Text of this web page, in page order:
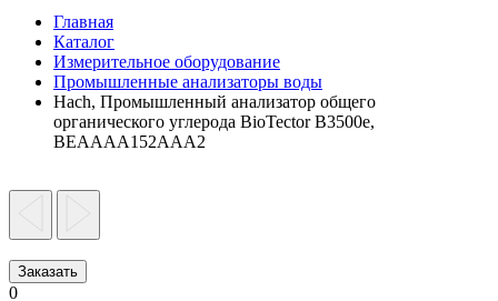
Главная
Каталог
Измерительное оборудование
Промышленные анализаторы воды
Hach, Промышленный анализатор общего
органического углерода BioTector B3500e,
BEAAAA152AAA2
Заказать
0